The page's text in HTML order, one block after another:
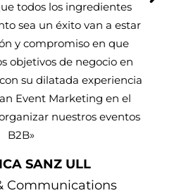
todos los ingredientes
sea un éxito van a estar
y compromiso en que
objetivos de negocio en
su dilatada experiencia
Event Marketing en el
nuestros eventos
B2B»
SANZ ULL
Communications